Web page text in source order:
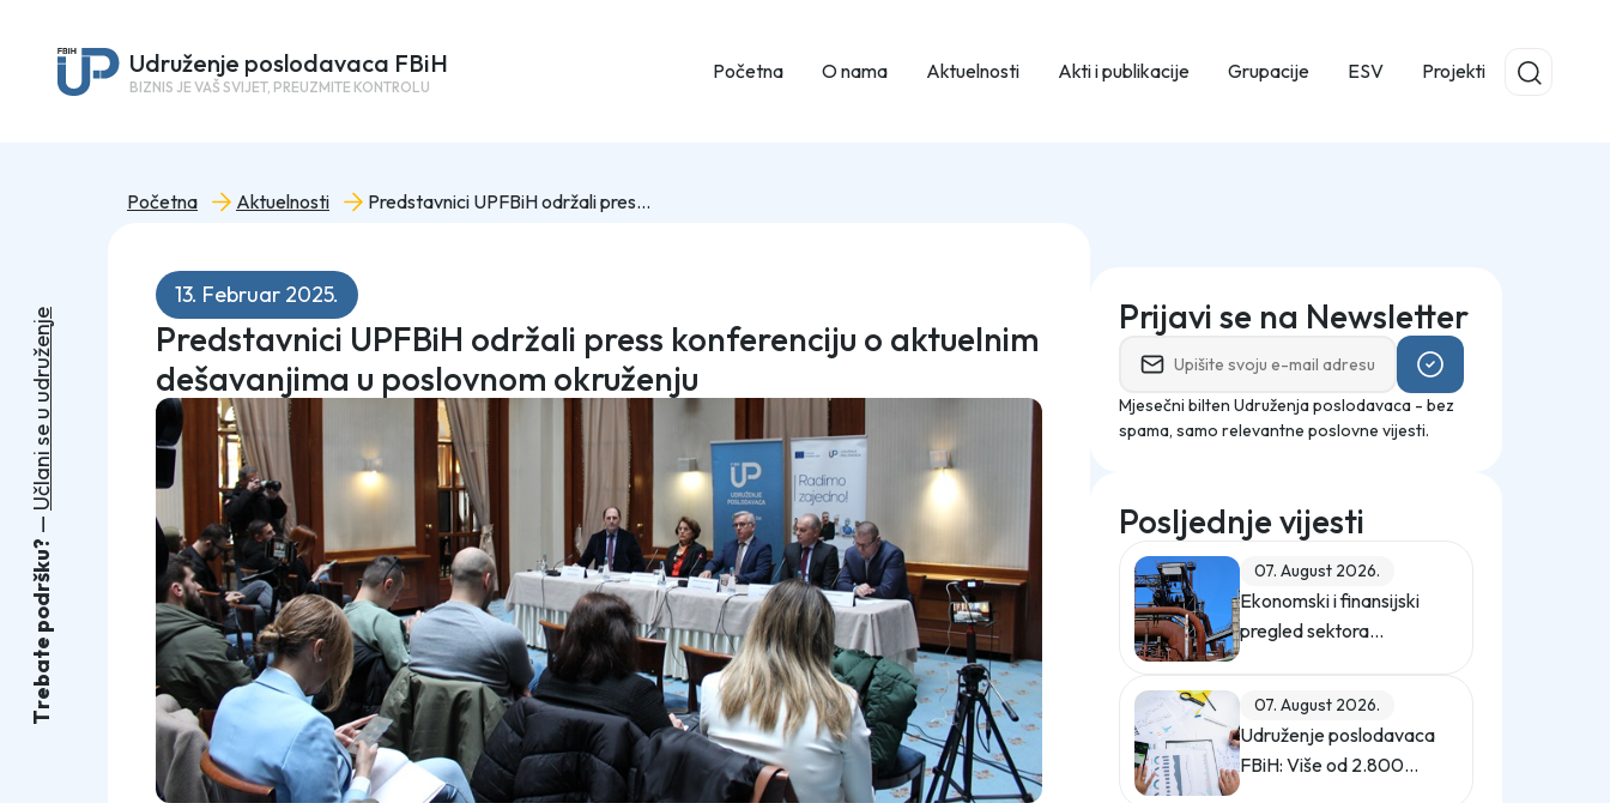
Udruženje poslodavaca FBiH
BIZNIS JE VAŠ SVIJET, PREUZMITE KONTROLU
Početna O nama Aktuelnosti Akti i publikacije Grupacije ESV Projekti
Početna Aktuelnosti Predstavnici UPFBiH održali press konferenciju o aktuelnim dešavanjima u poslovnom okruženju
13. Februar 2025.
Predstavnici UPFBiH održali press konferenciju o aktuelnim
dešavanjima u poslovnom okruženju
Prijavi se na Newsletter
Mjesečni bilten Udruženja poslodavaca - bez
spama, samo relevantne poslovne vijesti.
Posljednje vijesti
07. August 2026.
Ekonomski i finansijski
pregled sektora
Bosne i Hercegovine u
2025. godini
07. August 2026.
Udruženje poslodavaca
FBiH: Više od 2.800
T
r
e
b
a
t
e
p
o
d
r
š
k
u
?
U
č
l
a
n
i
s
e
u
u
d
r
u
ž
e
n
j
e